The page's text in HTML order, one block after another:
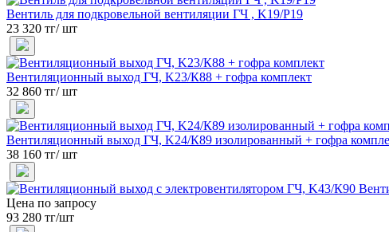
Вентиль для подкровельной вентиляции ГЧ , K19/Р19
23 320 тг/ шт
Вентиляционный выход ГЧ, K23/К88 + гофра комплект
32 860 тг/ шт
Вентиляционный выход ГЧ, K24/К89 изолированный + гофра
38 160 тг/ шт
Цена по запросу
93 280 тг/шт